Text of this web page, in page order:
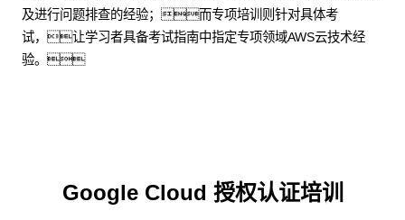
及进行问题排查的经验；而专项培训则针对具体考
试，让学习者具备考试指南中指定专项领域AWS云技术经
验。
Google Cloud 授权认证培训